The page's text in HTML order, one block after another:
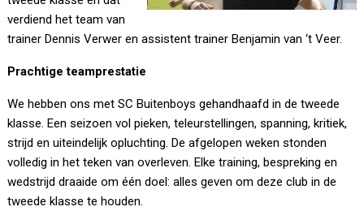
verdiend het team van
trainer Dennis Verwer en assistent trainer Benjamin van ‘t Veer.
Prachtige teamprestatie
We hebben ons met SC Buitenboys gehandhaafd in de tweede
klasse. Een seizoen vol pieken, teleurstellingen, spanning, kritiek,
strijd en uiteindelijk opluchting. De afgelopen weken stonden
volledig in het teken van overleven. Elke training, bespreking en
wedstrijd draaide om één doel: alles geven om deze club in de
tweede klasse te houden.